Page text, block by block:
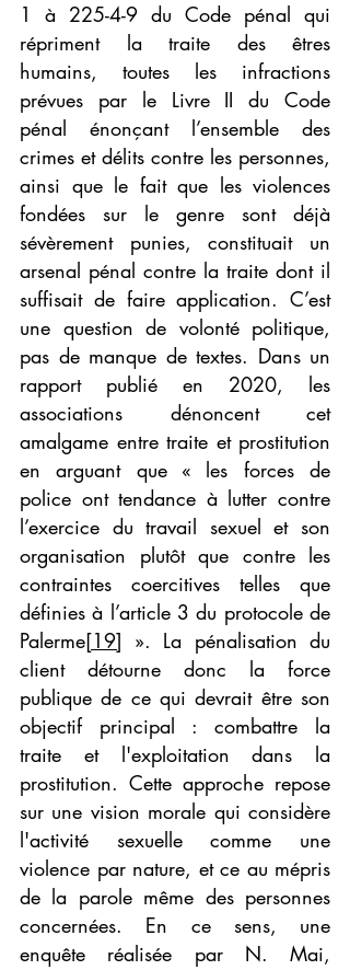
1 à 225-4-9 du Code pénal qui
répriment la traite des êtres
humains, toutes les infractions
prévues par le Livre II du Code
pénal énonçant l’ensemble des
crimes et délits contre les personnes,
ainsi que le fait que les violences
fondées sur le genre sont déjà
sévèrement punies, constituait un
arsenal pénal contre la traite dont il
suffisait de faire application. C’est
une question de volonté politique,
pas de manque de textes. Dans un
rapport publié en 2020, les
associations dénoncent cet
amalgame entre traite et prostitution
en arguant que « les forces de
police ont tendance à lutter contre
l’exercice du travail sexuel et son
organisation plutôt que contre les
contraintes coercitives telles que
définies à l’article 3 du protocole de
Palerme[19] ». La pénalisation du
client détourne donc la force
publique de ce qui devrait être son
objectif principal : combattre la
traite et l'exploitation dans la
prostitution. Cette approche repose
sur une vision morale qui considère
l'activité sexuelle comme une
violence par nature, et ce au mépris
de la parole même des personnes
concernées. En ce sens, une
enquête réalisée par N. Mai,